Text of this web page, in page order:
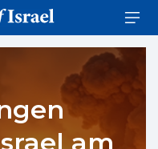
am